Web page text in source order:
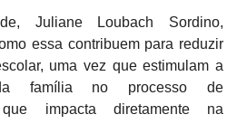
Juliane Loubach Sordino,
essa contribuem para reduzir
uma vez que estimulam a
família no processo de
impacta diretamente na